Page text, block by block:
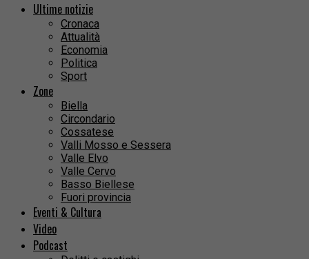
Ultime notizie
Cronaca
Attualità
Economia
Politica
Sport
Zone
Biella
Circondario
Cossatese
Valli Mosso e Sessera
Valle Elvo
Valle Cervo
Basso Biellese
Fuori provincia
Eventi & Cultura
Video
Podcast